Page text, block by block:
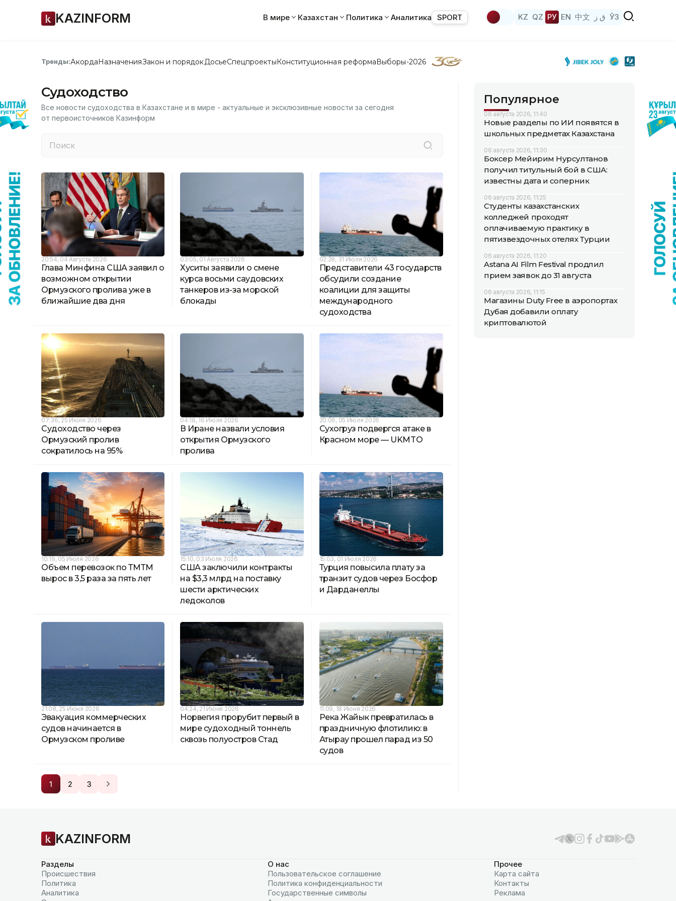
KAZINFORM В мире Казахстан Политика Аналитика SPORT KZ QZ РУ EN 中文 ق ز ЎЗ
Тренды:АкордаНазначенияЗакон и порядок ДосьеСпецпроектыКонституционная реформаВыборы-2026
Судоходство
Все новости судоходства в Казахстане и в мире - актуальные и эксклюзивные новости за сегодня
от первоисточников Казинформ
20:54, 04 Августа 2026
Глава Минфина США заявил о
возможном открытии
Ормузского пролива уже в
ближайшие два дня
03:05, 01 Августа 2026
Хуситы заявили о смене
курса восьми саудовских
танкеров из-за морской
блокады
02:28, 31 Июля 2026
Представители 43 государств
обсудили создание
коалиции для защиты
международного
судоходства
07:36, 25 Июля 2026
Судоходство через
Ормузский пролив
сократилось на 95%
04:18, 16 Июля 2026
В Иране назвали условия
открытия Ормузского
пролива
20:06, 05 Июля 2026
Сухогруз подвергся атаке в
Красном море — UKMTO
10:19, 05 Июля 2026
Объем перевозок по ТМТМ
вырос в 3,5 раза за пять лет
15:10, 03 Июля 2026
США заключили контракты
на $3,3 млрд на поставку
шести арктических
ледоколов
15:03, 01 Июля 2026
Турция повысила плату за
транзит судов через Босфор
и Дарданеллы
21:08, 25 Июня 2026
Эвакуация коммерческих
судов начинается в
Ормузском проливе
04:24, 21 Июня 2026
Норвегия прорубит первый в
мире судоходный тоннель
сквозь полуостров Стад
11:09, 18 Июня 2026
Река Жайык превратилась в
праздничную флотилию: в
Атырау прошел парад из 50
судов
1 2 3
Популярное
06 августа 2026, 11:40
Новые разделы по ИИ появятся в
школьных предметах Казахстана
06 августа 2026, 11:30
Боксер Мейирим Нурсултанов
получил титульный бой в США:
известны дата и соперник
06 августа 2026, 11:25
Студенты казахстанских
колледжей проходят
оплачиваемую практику в
пятизвездочных отелях Турции
06 августа 2026, 11:20
Astana AI Film Festival продлил
прием заявок до 31 августа
06 августа 2026, 11:15
Магазины Duty Free в аэропортах
Дубая добавили оплату
криптовалютой
KAZINFORM
Разделы
Происшествия
Политика
Аналитика
О нас
Пользовательское соглашение
Политика конфиденциальности
Государственные символы
Прочее
Карта сайта
Контакты
Реклама